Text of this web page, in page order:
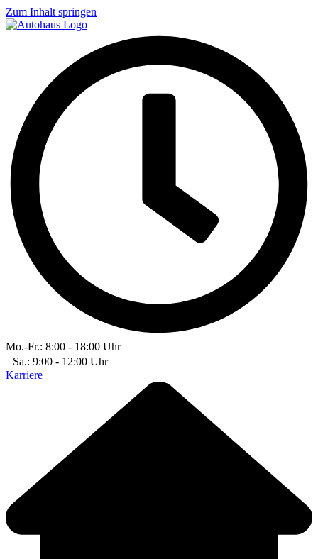
Zum Inhalt springen
Mo.-Fr.: 8:00 - 18:00 Uhr
Sa.: 9:00 - 12:00 Uhr
Karriere